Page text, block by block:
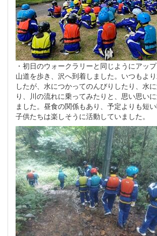
・初日のウォークラリーと同じようにアッ
山道を歩き、沢へ到着しました。いつもよ
したが、水につかってのんびりしたり、水
り、川の流れに乗ってみたりと、思い思い
ました。昼食の関係もあり、予定よりも短い
子供たちは楽しそうに活動していました。